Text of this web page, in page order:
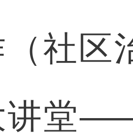
社区
讲堂